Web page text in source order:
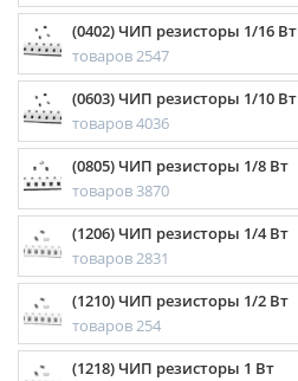
(0402) ЧИП резисторы 1/16 Вт
товаров 2547
(0603) ЧИП резисторы 1/10 Вт
товаров 4036
(0805) ЧИП резисторы 1/8 Вт
товаров 3870
(1206) ЧИП резисторы 1/4 Вт
товаров 2831
(1210) ЧИП резисторы 1/2 Вт
товаров 254
(1218) ЧИП резисторы 1 Вт